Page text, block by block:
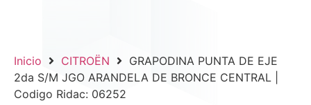
Inicio CITROËN
GRAPODINA PUNTA DE EJE
2da S/M JGO ARANDELA DE BRONCE CENTRAL |
Codigo Ridac: 06252